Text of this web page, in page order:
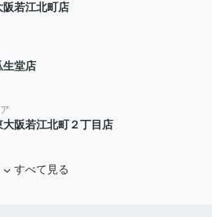
阪若江北町店
生堂店
阪若江北町２丁目店
すべて見る